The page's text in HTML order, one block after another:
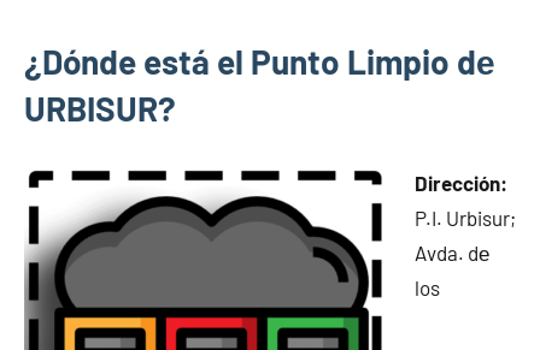
limpios en
municipios
de Almería
2024
¿Dónde está el Punto Limpio dе
URBISUR?
Dirección:
P.I. Urbisur;
Avda. dе
los